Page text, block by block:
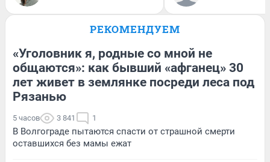
РЕКОМЕНДУЕМ
«Уголовник я, родные со мной не
общаются»: как бывший «афганец» 30
лет живет в землянке посреди леса под
Рязанью
5 часов 3 841 1
В Волгограде пытаются спасти от страшной смерти
оставшихся без мамы ежат